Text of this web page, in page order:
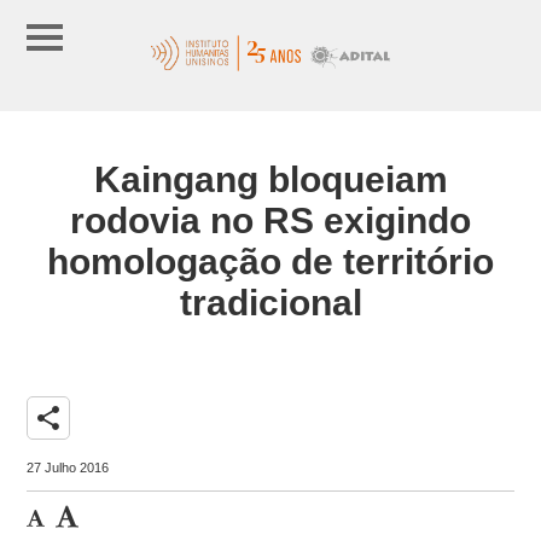
Kaingang bloqueiam
rodovia no RS exigindo
homologação de território
tradicional
share
27 Julho 2016